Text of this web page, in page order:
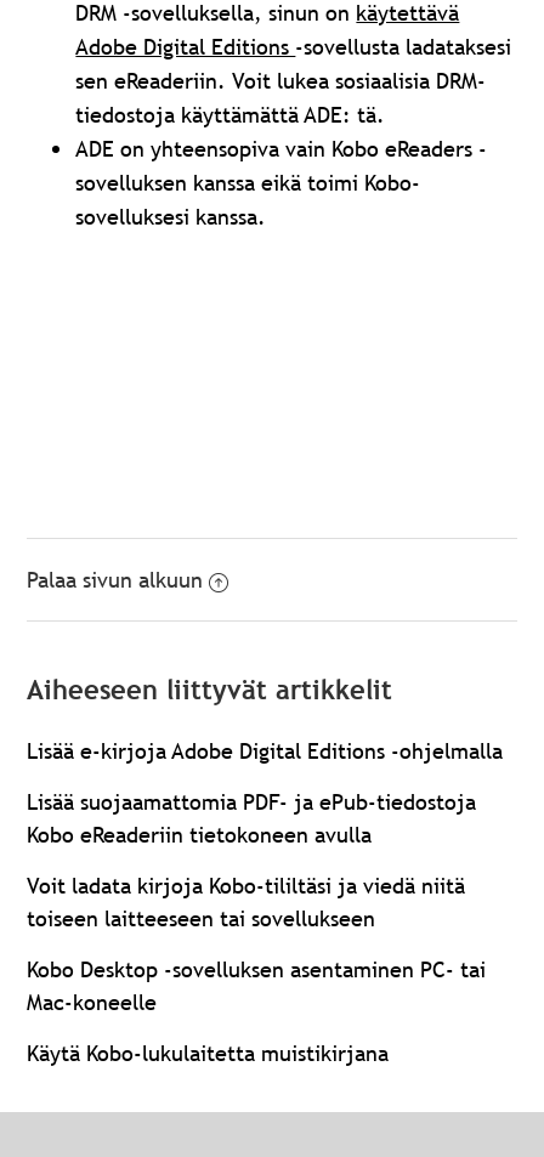
DRM -sovelluksella, sinun on käytettävä
Adobe Digital Editions -sovellusta ladataksesi
sen eReaderiin. Voit lukea sosiaalisia DRM-
tiedostoja käyttämättä ADE: tä.
ADE on yhteensopiva vain Kobo eReaders -
sovelluksen kanssa eikä toimi Kobo-
sovelluksesi kanssa.
Palaa sivun alkuun
Aiheeseen liittyvät artikkelit
Lisää e-kirjoja Adobe Digital Editions -ohjelmalla
Lisää suojaamattomia PDF- ja ePub-tiedostoja
Kobo eReaderiin tietokoneen avulla
Voit ladata kirjoja Kobo-tililtäsi ja viedä niitä
toiseen laitteeseen tai sovellukseen
Kobo Desktop -sovelluksen asentaminen PC- tai
Mac-koneelle
Käytä Kobo-lukulaitetta muistikirjana